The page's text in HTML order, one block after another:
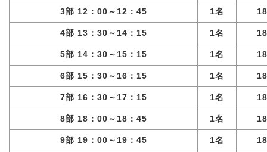
3部 12：00～12：45 1名
4部 13：30～14：15 1名
5部 14：30～15：15 1名
6部 15：30～16：15 1名
7部 16：30～17：15 1名
8部 18：00～18：45 1名
9部 19：00～19：45 1名